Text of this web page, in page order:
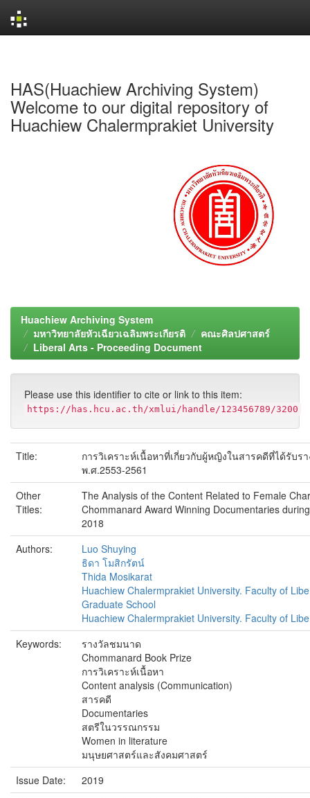
HAS(Huachiew Archiving System)
Welcome to our digital repository of
Huachiew Chalermprakiet University
Huachiew Archiving System
มหาวิทยาลัยหัวเฉียวเฉลิมพระเกียรติ
คณะศิลปศาสตร์
Liberal Arts - Proceeding Document
Please use this identifier to cite or link to this item:
https://has.hcu.ac.th/xmlui/handle/123456789/3200
Title:
การวิเคราะห์เนื้อหาที่เกี่ยวกับผู้หญิงในสารคดีที่ได้รับร
พ.ศ.2553-2561
Other
Titles:
The Analysis of the Content Related to Female
Chommanard Award Winning Documentaries
2018
Authors:
Luo Shuying
ธิดา โมสิกรัตน์
Thida Mosikarat
Huachiew Chalermprakiet University. Faculty of
Graduate School
Huachiew Chalermprakiet University. Faculty of
Keywords:
รางวัลชมนาด
Chommanard Book Prize
การวิเคราะห์เนื้อหา
Content analysis (Communication)
สารคดี
Documentaries
สตรีในวรรณกรรม
Women in literature
มนุษยศาสตร์และสังคมศาสตร์
Issue Date:
2019